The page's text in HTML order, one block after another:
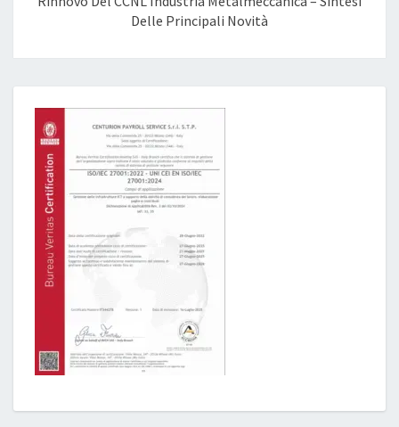
Delle Principali Novità